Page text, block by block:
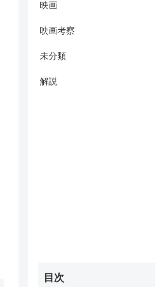
映画
映画考察
未分類
解説
目次